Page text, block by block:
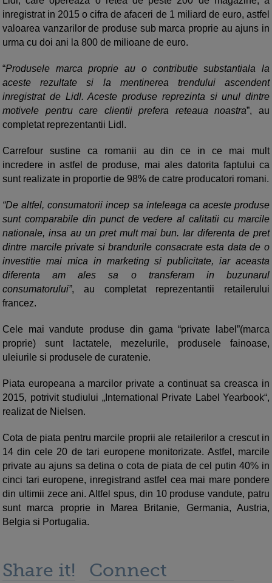
inregistrat in 2015 o cifra de afaceri de 1 miliard de euro, astfel
valoarea vanzarilor de produse sub marca proprie au ajuns in
urma cu doi ani la 800 de milioane de euro.
“Produsele marca proprie au o contributie substantiala la
aceste rezultate si la mentinerea trendului ascendent
inregistrat de Lidl. Aceste produse reprezinta si unul dintre
motivele pentru care clientii prefera reteaua noastra”, au
completat reprezentantii Lidl.
Carrefour sustine ca romanii au din ce in ce mai mult
incredere in astfel de produse, mai ales datorita faptului ca
sunt realizate in proportie de 98% de catre producatori romani.
“De altfel, consumatorii incep sa inteleaga ca aceste produse
sunt comparabile din punct de vedere al calitatii cu marcile
nationale, insa au un pret mult mai bun. Iar diferenta de pret
dintre marcile private si brandurile consacrate esta data de o
investitie mai mica in marketing si publicitate, iar aceasta
diferenta am ales sa o transferam in buzunarul
consumatorului”, au completat reprezentantii retailerului
francez.
Cele mai vandute produse din gama “private label”(marca
proprie) sunt lactatele, mezelurile, produsele fainoase,
uleiurile si produsele de curatenie.
Piata europeana a marcilor private a continuat sa creasca in
2015, potrivit studiului „International Private Label Yearbook“,
realizat de Nielsen.
Cota de piata pentru marcile proprii ale retailerilor a crescut in
14 din cele 20 de tari europene monitorizate. Astfel, marcile
private au ajuns sa detina o cota de piata de cel putin 40% in
cinci tari europene, inregistrand astfel cea mai mare pondere
din ultimii zece ani. Altfel spus, din 10 produse vandute, patru
sunt marca proprie in Marea Britanie, Germania, Austria,
Belgia si Portugalia.
Share it! Connect